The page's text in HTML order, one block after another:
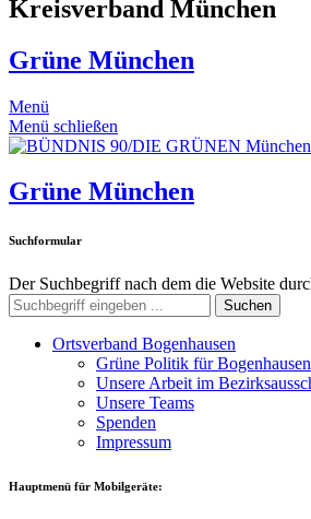
Kreisverband München
Grüne München
Menü
Menü schließen
Grüne München
Suchformular
Der Suchbegriff nach dem die Website
Suchen
Ortsverband Bogenhausen
Grüne Politik für
Unsere Arbeit im
Unsere Teams
Spenden
Impressum
Hauptmenü für Mobilgeräte: